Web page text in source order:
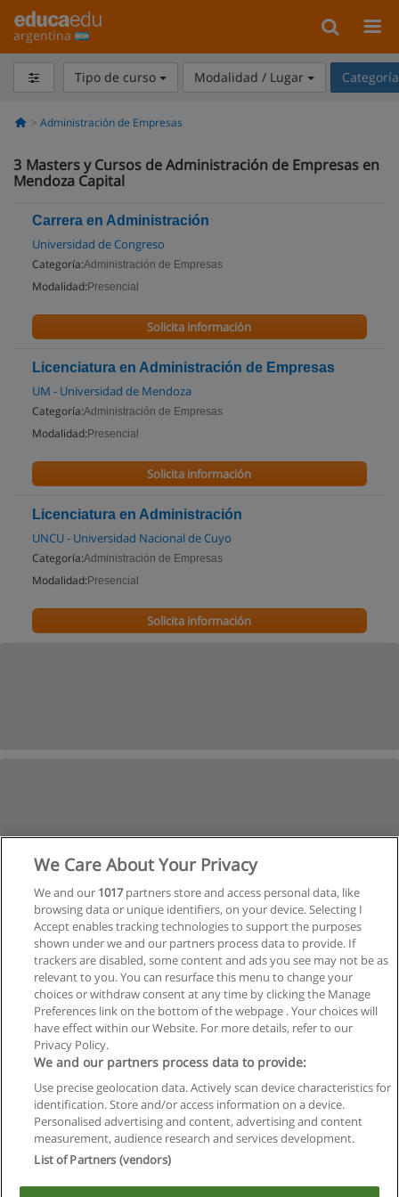
argentina
Tipo de curso Modalidad / Lugar
Administración de Empresas
3 Masters y Cursos de Administración de Empresas en
Mendoza Capital
Carrera en Administración
Universidad de Congreso
Categoría:Administración de Empresas
Modalidad: Presencial
Solicita información
Licenciatura en Administración de Empresas
UM - Universidad de Mendoza
Categoría:Administración de Empresas
Modalidad: Presencial
Solicita información
Licenciatura en Administración
UNCU - Universidad Nacional de Cuyo
Categoría:Administración de Empresas
Modalidad: Presencial
Solicita información
Privacidad de datos
Contactar con Educaedu
Copyright © Educaedu Business S.L. - CIF : B-95610580: -
We Care About Your Privacy
We and our 1017partners store and access personal data, like
browsing data or unique identifiers, on your device. Selecting I
Accept enables tracking technologies to support the purposes
shown under we and our partners process data to provide. If
trackers are disabled, some content and ads you see may not be as
relevant to you. You can resurface this menu to change your
choices or withdraw consent at any time by clicking the Manage
Preferences link on the bottom of the webpage . Your choices will
have effect within our Website. For more details, refer to our
Privacy Policy.
We and our partners process data to provide:
Use precise geolocation data. Actively scan device characteristics for
identification. Store and/or access information on a device.
Personalised advertising and content, advertising and content
measurement, audience research and services development.
List of Partners (vendors)